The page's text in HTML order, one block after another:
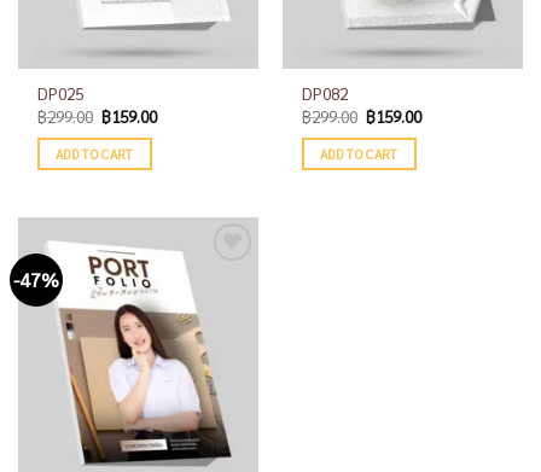
DP025
฿299.00 ฿159.00
ADD TO CART
DP082
฿299.00 ฿159.00
ADD TO CART
-47%